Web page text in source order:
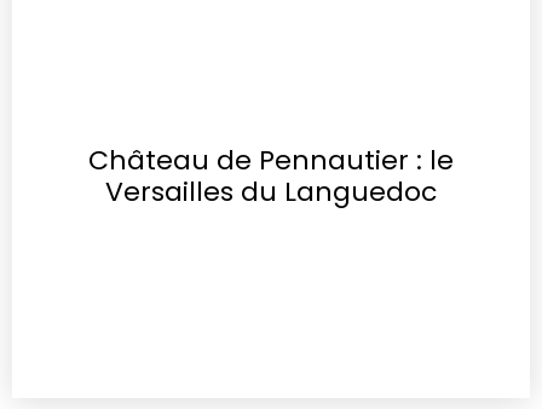
Château de Pennautier : le
Versailles du Languedoc